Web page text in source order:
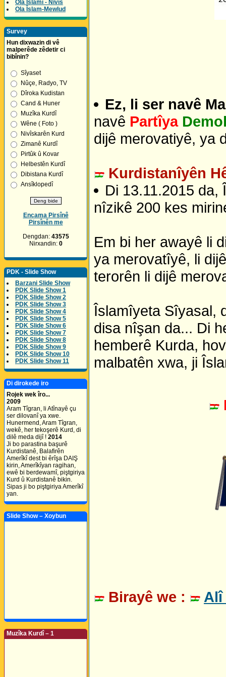
Ola Îslamî - Nivîs
Ola Îslam-Mewlud
Survey
Hun dixwazin di vê
malperêde zêdetir ci
bibînin?
Sîyaset
Nûçe, Radyo, TV
Dîroka Kudistan
Cand & Huner
Muzîka Kurdî
Wêne ( Foto )
Nivîskarên Kurd
Zimanê Kurdî
Pirtûk û Kovar
Helbestên Kurdî
Dibistana Kurdî
Ansîklopedî
Encama Pirsînê
Pirsînên me
Dengdan: 43575
Nirxandin: 0
PDK - Slide Show
Barzani Slide Show
PDK Slide Show 1
PDK Slide Show 2
PDK Slide Show 3
PDK Slide Show 4
PDK Slide Show 5
PDK Slide Show 6
PDK Slide Show 7
PDK Slide Show 8
PDK Slide Show 9
PDK Slide Show 10
PDK Slide Show 11
Di dirokede iro
Rojek wek îro...
2009
Aram Tîgran, li Atînayê çu
ser dilovanî ya xwe.
Hunermend, Aram Tîgran,
wekê, her tekoşerê Kurd, di
dilê meda dijî ! 2014
Ji bo parastina başurê
Kurdistanê, Balafirên
Amerîkî dest bi êrîşa DAIŞ
kirin, Amerîkîyan ragihan,
ewê bi berdewamî, piştgiriya
Kurd û Kurdistanê bikin.
Sipas ji bo piştgiriya Amerîkî
yan.
Slide Show – Xoybun
Muzîka Kurdî – 1
Ez, li ser navê
navê Partîya
dijê merovatiyê, ya
Kurdistanîyên
Di 13.11.2015
nîzikê 200 kes
Em bi her awayê li
ya merovatîyê, li
terorên li dijê
Îslamîyeta Sîyasal,
disa nîşan da... Di
hemberê Kurda,
malbatên xwa, ji
Birayê we : Alî